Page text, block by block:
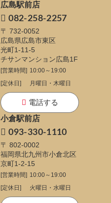
広島駅前店
082-258-2257
〒 732-0052
広島県広島市東区
光町1-11-5
チサンマンション広島1F
[営業時間] 10:00～19:00
[定休日]
月曜日・木曜日
電話する
小倉駅前店
093-330-1110
〒 802-0002
福岡県北九州市小倉北区
京町1-2-15
[営業時間] 10:00～19:00
[定休日]
火曜日・水曜日